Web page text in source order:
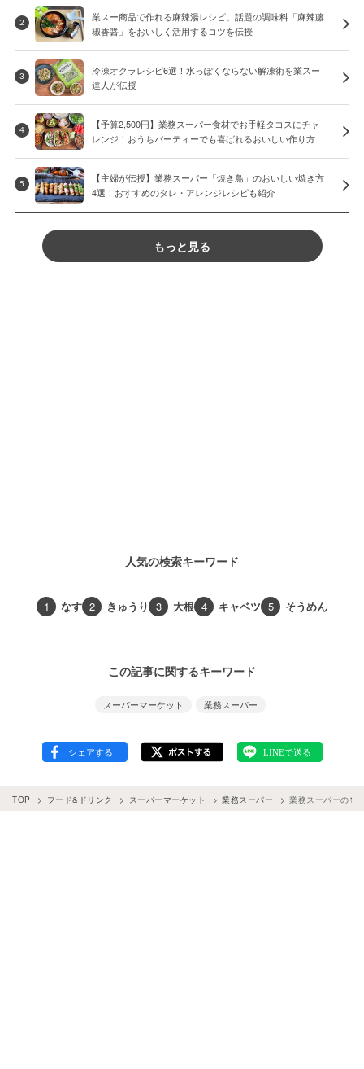
2
業スー商品で作れる麻辣湯レシピ。話題の調味料「麻辣藤
椒香醤」をおいしく活用するコツを伝授
3
冷凍オクラレシピ6選！水っぽくならない解凍術を業スー
達人が伝授
4
【予算2,500円】業務スーパー食材でお手軽タコスにチャ
レンジ！おうちパーティーでも喜ばれるおいしい作り方
5
【主婦が伝授】業務スーパー「焼き鳥」のおいしい焼き方
4選！おすすめのタレ・アレンジレシピも紹介
もっと見る
人気の検索キーワード
1 なす 2 きゅうり 3 大根 4 キャベツ 5 そうめん
この記事に関するキーワード
スーパーマーケット 業務スーパー
TOP フード&ドリンク スーパーマーケット 業務スーパー 業務スーパーの